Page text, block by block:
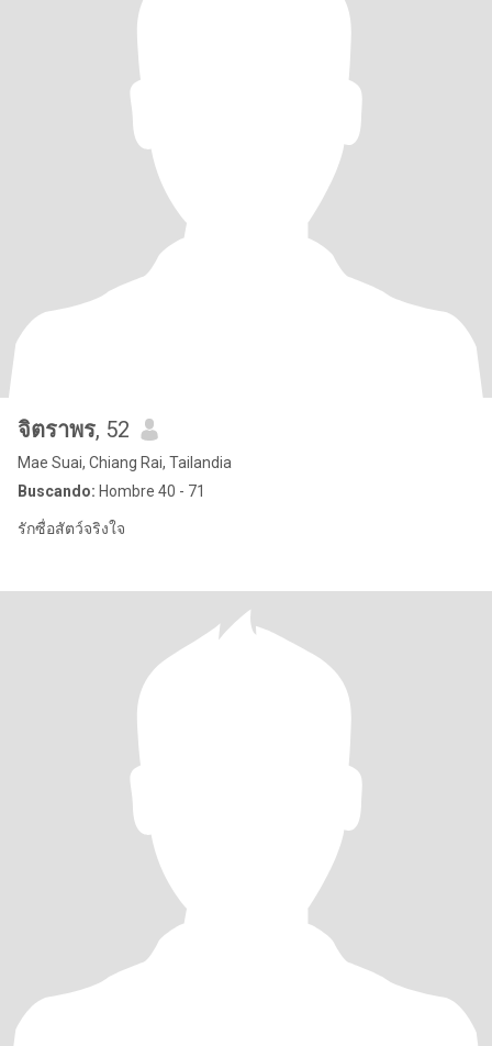
จิตราพร, 52
Mae Suai, Chiang Rai, Tailandia
Buscando: Hombre 40 - 71
รักซื่อสัตว์จริงใจ